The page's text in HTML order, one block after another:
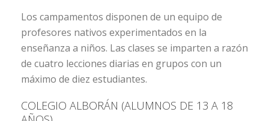
Los campamentos disponen de un equipo de
profesores nativos experimentados en la
enseñanza a niños. Las clases se imparten a razón
de cuatro lecciones diarias en grupos con un
máximo de diez estudiantes.
COLEGIO ALBORÁN (ALUMNOS DE 13 A 18